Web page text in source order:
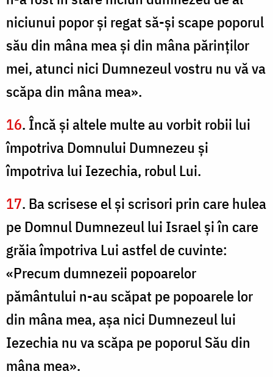
niciunui popor şi regat să-şi scape poporul
său din mâna mea şi din mâna părinţilor
mei, atunci nici Dumnezeul vostru nu vă va
scăpa din mâna mea».
16. Încă şi altele multe au vorbit robii lui
împotriva Domnului Dumnezeu şi
împotriva lui Iezechia, robul Lui.
17. Ba scrisese el şi scrisori prin care hulea
pe Domnul Dumnezeul lui Israel şi în care
grăia împotriva Lui astfel de cuvinte:
«Precum dumnezeii popoarelor
pământului n-au scăpat pe popoarele lor
din mâna mea, aşa nici Dumnezeul lui
Iezechia nu va scăpa pe poporul Său din
mâna mea».